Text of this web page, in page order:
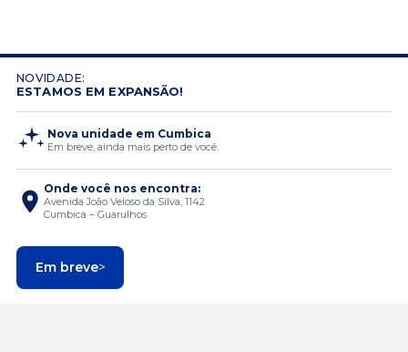
NOVIDADE:
ESTAMOS EM EXPANSÃO!
Nova unidade em Cumbica
Em breve, ainda mais perto de você.
Onde você nos encontra:
Avenida João Veloso da Silva, 1142
Cumbica – Guarulhos
Em breve>